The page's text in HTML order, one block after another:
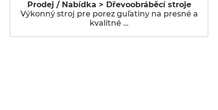
Prodej / Nabídka > Dřevoobráběcí stroje
Výkonný stroj pre porez guľatiny na presné a
kvalitné …